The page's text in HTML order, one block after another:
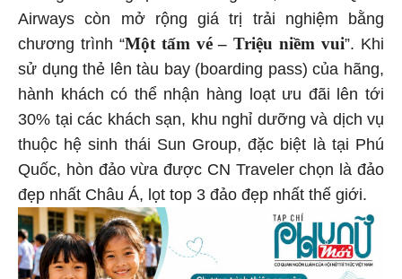
Airways còn mở rộng giá trị trải nghiệm bằng
chương trình “Một tấm vé – Triệu niềm vui”. Khi
sử dụng thẻ lên tàu bay (boarding pass) của hãng,
hành khách có thể nhận hàng loạt ưu đãi lên tới
30% tại các khách sạn, khu nghỉ dưỡng và dịch vụ
thuộc hệ sinh thái Sun Group, đặc biệt là tại Phú
Quốc, hòn đảo vừa được CN Traveler chọn là đảo
đẹp nhất Châu Á, lọt top 3 đảo đẹp nhất thế giới.